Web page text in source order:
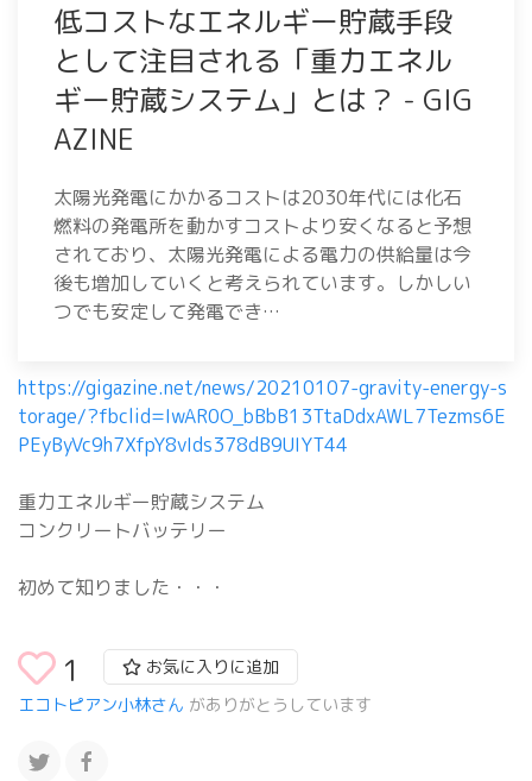
低コストなエネルギー貯蔵手段
として注目される「重力エネル
ギー貯蔵システム」とは？ - GIG
AZINE
太陽光発電にかかるコストは2030年代には化石
燃料の発電所を動かすコストより安くなると予想
されており、太陽光発電による電力の供給量は今
後も増加していくと考えられています。しかしい
つでも安定して発電でき…
https://gigazine.net/news/20210107-gravity-energy-s
torage/?fbclid=IwAR0O_bBbB13TtaDdxAWL7Tezms6E
PEyByVc9h7XfpY8vIds378dB9UIYT44
重力エネルギー貯蔵システム
コンクリートバッテリー
初めて知りました・・・
1
お気に入りに追加
エコトピアン小林さん がありがとうしています